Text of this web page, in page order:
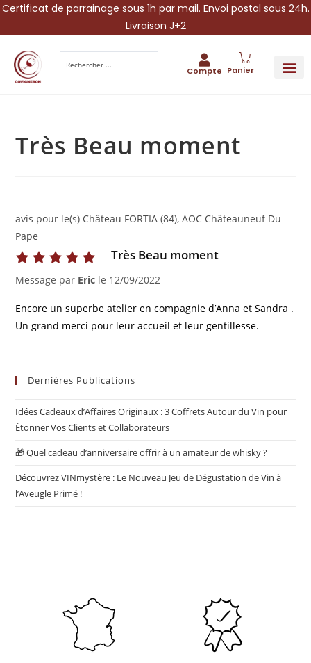
Certificat de parrainage sous 1h par mail. Envoi postal sous 24h.
Livraison J+2
Compte Panier
Très Beau moment
avis pour le(s) Château FORTIA (84), AOC Châteauneuf Du
Pape
Très Beau moment
Message par Eric le 12/09/2022
Encore un superbe atelier en compagnie d’Anna et Sandra .
Un grand merci pour leur accueil et leur gentillesse.
Dernières Publications
Idées Cadeaux d’Affaires Originaux : 3 Coffrets Autour du Vin pour
Étonner Vos Clients et Collaborateurs
🎁 Quel cadeau d’anniversaire offrir à un amateur de whisky ?
Découvrez VINmystère : Le Nouveau Jeu de Dégustation de Vin à
l’Aveugle Primé !